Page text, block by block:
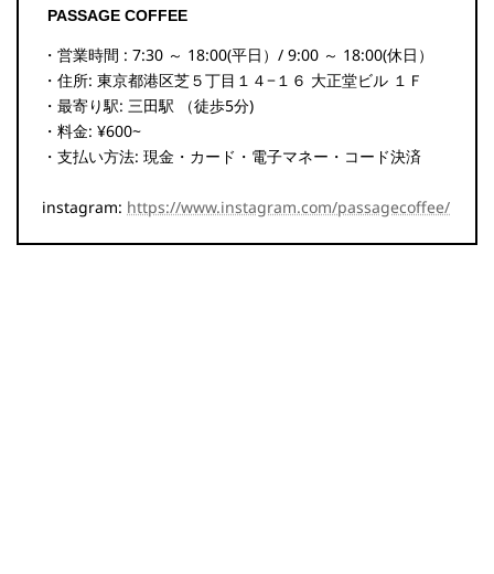
PASSAGE COFFEE
・営業時間 : 7:30 ～ 18:00(平日）/ 9:00 ～ 18:00(休日）
・住所: 東京都港区芝５丁目１４−１６ 大正堂ビル １Ｆ
・最寄り駅: 三田駅 （徒歩5分)
・料金: ¥600~
・支払い方法: 現金・カード・電子マネー・コード決済
instagram: https://www.instagram.com/passagecoffee/